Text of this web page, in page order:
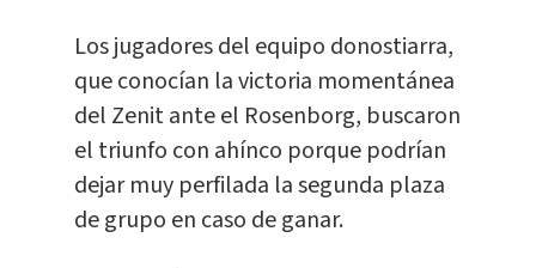
Los jugadores del equipo donostiarra,
que conocían la victoria momentánea
del Zenit ante el Rosenborg, buscaron
el triunfo con ahínco porque podrían
dejar muy perfilada la segunda plaza
de grupo en caso de ganar.